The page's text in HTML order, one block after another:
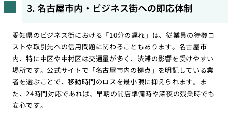
3. 名古屋市内・ビジネス街への即応体制
愛知県のビジネス街における「10分の遅れ」は、従業員の待機コ
ストや取引先への信用問題に関わることもあります。名古屋市
内、特に中区や中村区は交通量が多く、渋滞の影響を受けやすい
場所です。公式サイトで「名古屋市内の拠点」を明記している業
者を選ぶことで、移動時間のロスを最小限に抑えられます。ま
た、24時間対応であれば、早朝の開店準備時や深夜の残業時でも
安心です。